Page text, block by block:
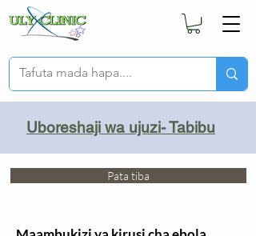
Uboreshaji wa ujuzi- Tabibu
Pata tiba